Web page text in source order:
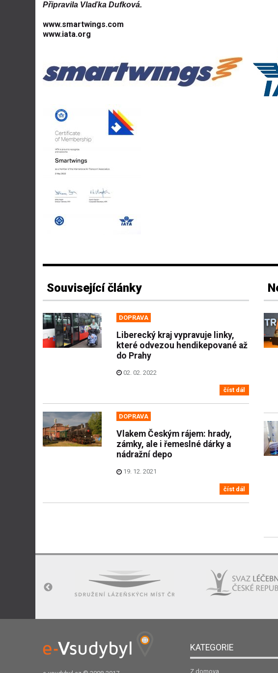
Připravila Vlaďka Dufková.
www.smartwings.com
www.iata.org
Související články
DOPRAVA
Liberecký kraj vypravuje linky,
které odvezou hendikepované až
do Prahy
02. 02. 2022
číst dál
DOPRAVA
Vlakem Českým rájem: hrady,
zámky, ale i řemeslné dárky a
nádražní depo
19. 12. 2021
číst dál
KATEGORIE
Z domova